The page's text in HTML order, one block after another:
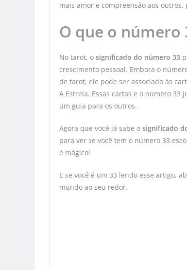
mais amor e compreensão aos
O que o
No tarot, o significado do número 33
crescimento pessoal. Embora o
de tarot, ele pode ser associado às
A Estrela. Essas cartas e o número
um guia para os outros.
Agora que você já sabe o significado
para ver se você tem o número 33
é mágico!
E se você é um 33 lendo esse artigo,
mundo ao seu redor.